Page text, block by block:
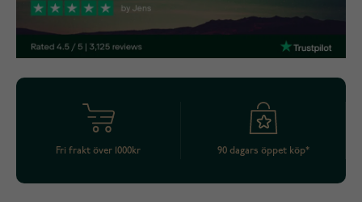
Fri frakt över 1000kr 90 dagars öppet köp*